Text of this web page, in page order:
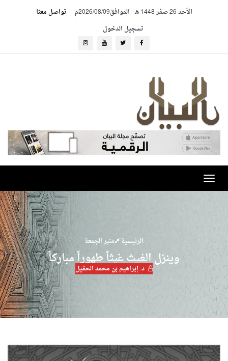
الأحد 26 صفر 1448 هـ -الموافق2026/08/09م
تواصل معنا
تسجيل الدخول
Toggle
navigation
الرئيسية منبر الجمعة
وينزل الغيث غيثاً طهوراً مباركاً
د. إبراهيم بن محمد الحقيل